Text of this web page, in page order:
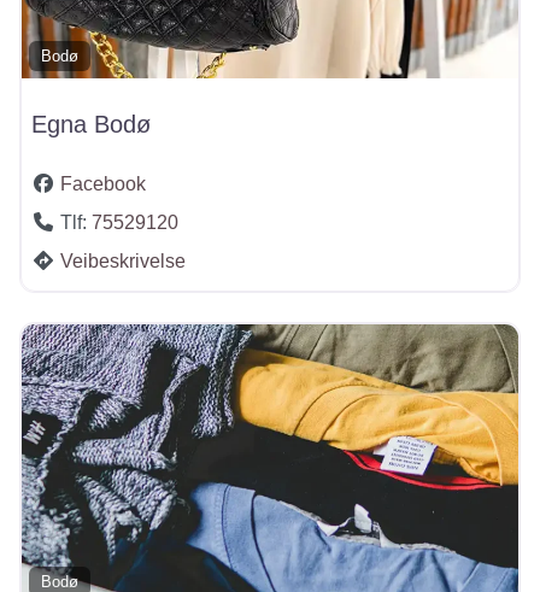
Bodø
Egna Bodø
Facebook
Tlf: 75529120
Veibeskrivelse
Bodø